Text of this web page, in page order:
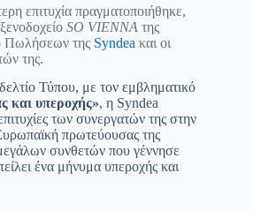
επιτυχία πραγματοποιήθηκε,
SO VIENNA της
Πωλήσεων της Syndea και οι
της.
Τύπου, με τον εμβληματικό
και υπεροχής», η Syndea
των συνεργατών της στην
πρωτεύουσας της
συνθετών που γέννησε
ένα μήνυμα υπεροχής και